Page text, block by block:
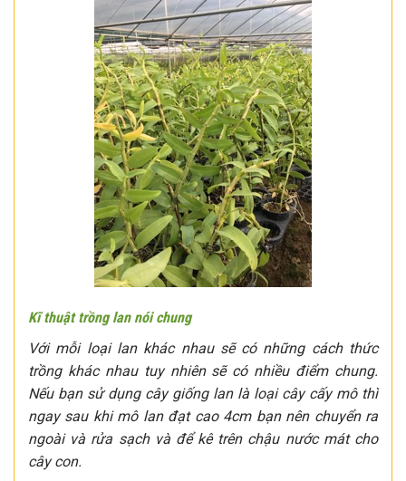
Kĩ thuật trồng lan nói chung
Với mỗi loại lan khác nhau sẽ có những cách thức
trồng khác nhau tuy nhiên sẽ có nhiều điểm chung.
Nếu bạn sử dụng cây giống lan là loại cây cấy mô thì
ngay sau khi mô lan đạt cao 4cm bạn nên chuyển ra
ngoài và rửa sạch và để kê trên chậu nước mát cho
cây con.